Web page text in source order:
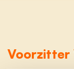
Voorzitter